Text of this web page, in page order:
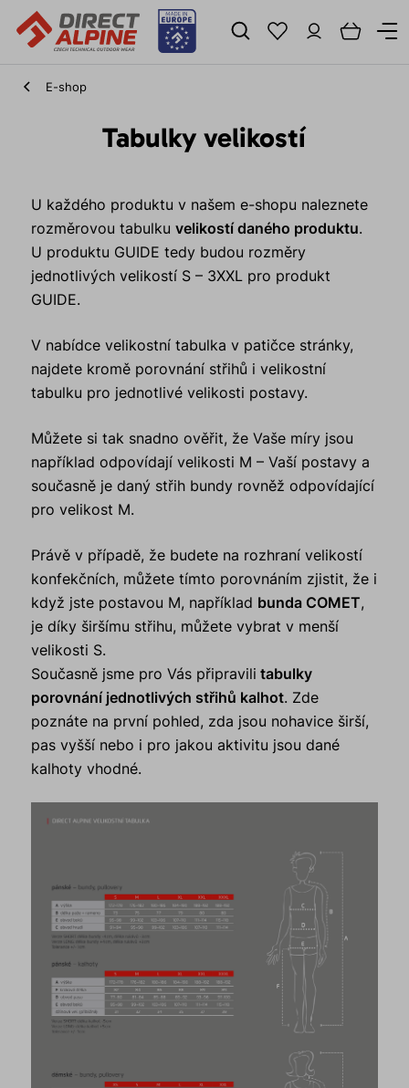
E-shop
Tabulky velikostí
U každého produktu v našem e-shopu naleznete
rozměrovou tabulkuvelikostí daného produktu.
U produktu GUIDE tedy budou rozměry
jednotlivých velikostí S – 3XXL pro produkt
GUIDE.
V nabídce velikostní tabulka v patičce stránky,
najdete kromě porovnání střihů i velikostní
tabulku pro jednotlivé velikosti postavy.
Můžete si tak snadno ověřit, že Vaše míry jsou
například odpovídají velikosti M – Vaší postavy a
současně je daný střih bundy rovněž odpovídající
pro velikost M.
Právě v případě, že budete na rozhraní velikostí
konfekčních, můžete tímto porovnáním zjistit, že i
když jste postavou M, například bunda COMET,
je díky širšímu střihu, můžete vybrat v menší
velikosti S.
Současně jsme pro Vás připravili tabulky
porovnání jednotlivých střihů kalhot. Zde
poznáte na první pohled, zda jsou nohavice širší,
pas vyšší nebo i pro jakou aktivitu jsou dané
kalhoty vhodné.